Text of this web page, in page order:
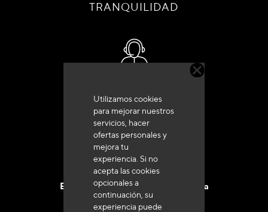
Utilizamos cookies
para mejorar nuestros
servicios, hacer
ofertas personales y
mejora tu
experiencia. Si no
acepta las cookies
opcionales a
continuación, su
experiencia puede
TRANQUILIDAD
+33 (0)4 79 72 62 22 Pulse 1
Entrega en 48 a 72 horas en Francia